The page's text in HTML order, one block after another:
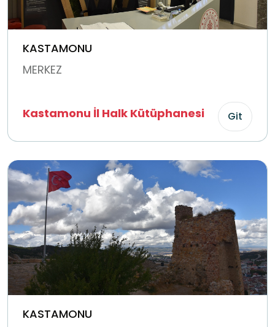
KASTAMONU
MERKEZ
Kastamonu İl Halk Kütüphanesi Git
KASTAMONU